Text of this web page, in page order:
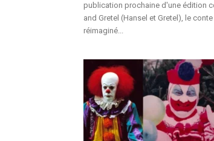
publication prochaine d'une édition
and Gretel (Hansel et Gretel), le
réimaginé...